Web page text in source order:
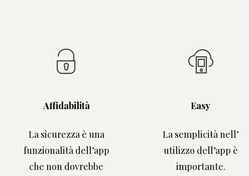
Affidabilità
La sicurezza è una
funzionalità dell’app
che non dovrebbe
Easy
La semplicità nell’
utilizzo dell’app è
importante.